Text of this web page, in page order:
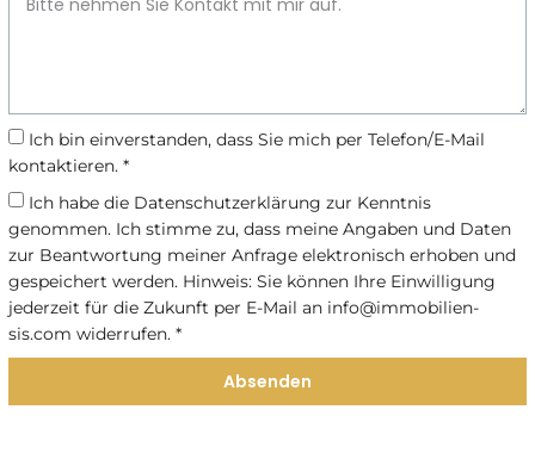
Ich bin einverstanden, dass Sie mich per Telefon/E-Mail
kontaktieren. *
Ich habe die Datenschutzerklärung zur Kenntnis
genommen. Ich stimme zu, dass meine Angaben und Daten
zur Beantwortung meiner Anfrage elektronisch erhoben und
gespeichert werden. Hinweis: Sie können Ihre Einwilligung
jederzeit für die Zukunft per E-Mail an info@immobilien-
sis.com widerrufen. *
Absenden